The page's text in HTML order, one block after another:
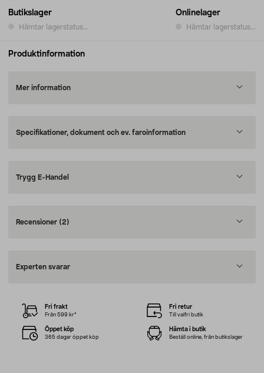
Butikslager
Hämtar lagerstatus...
Onlinelager
Hämtar lagerstatus...
Produktinformation
Mer information
Specifikationer, dokument och ev. faroinformation
Trygg E-Handel
Recensioner (2)
Experten svarar
Fri frakt
Från 599 kr*
Fri retur
Till valfri butik
Öppet köp
365 dagar öppet köp
Hämta i butik
Beställ online, från butikslager